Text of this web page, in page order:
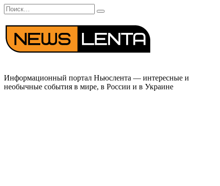
Перейти
к
содержанию
Search
for:
Информационный портал Ньюслента — интересные и
необычные события в мире, в России и в Украине